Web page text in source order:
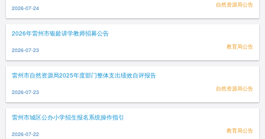
2026-07-24 自然资源局公告
2026年雷州市银龄讲学教师招募公告
2026-07-23 教育局公告
雷州市自然资源局2025年度部门整体支出绩效自评报告
2026-07-23 自然资源局公告
雷州市城区公办小学招生报名系统操作指引
2026-07-22 教育局公告